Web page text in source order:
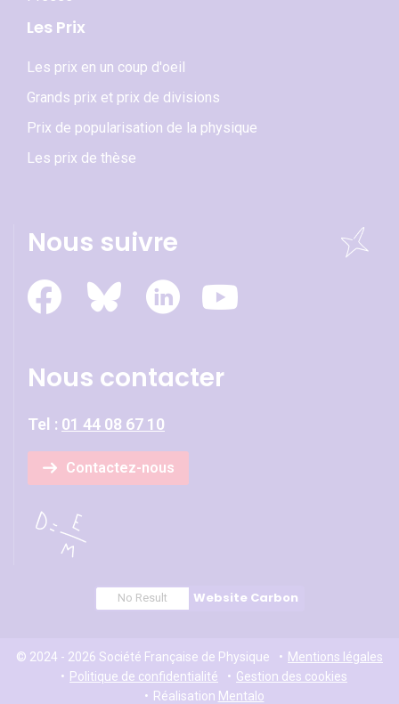
Les Prix
Les prix en un coup d'oeil
Grands prix et prix de divisions
Prix de popularisation de la physique
Les prix de thèse
Nous suivre
Nous contacter
Tel : 01 44 08 67 10
Contactez-nous
No Result Website Carbon
© 2024 - 2026 Société Française de Physique
Mentions légales
Politique de confidentialité
Gestion des cookies
Réalisation Mentalo